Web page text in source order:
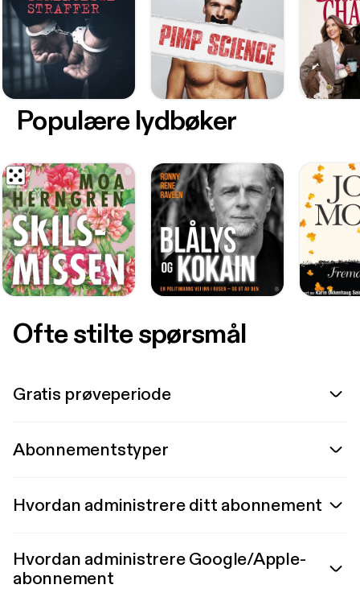
Populære lydbøker
Ofte stilte spørsmål
Gratis prøveperiode
Abonnementstyper
Hvordan administrere ditt abonnement
Hvordan administrere Google/Apple-
abonnement